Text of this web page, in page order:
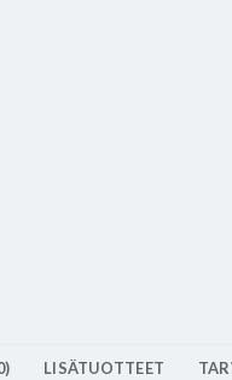
LISÄTUOTTEET